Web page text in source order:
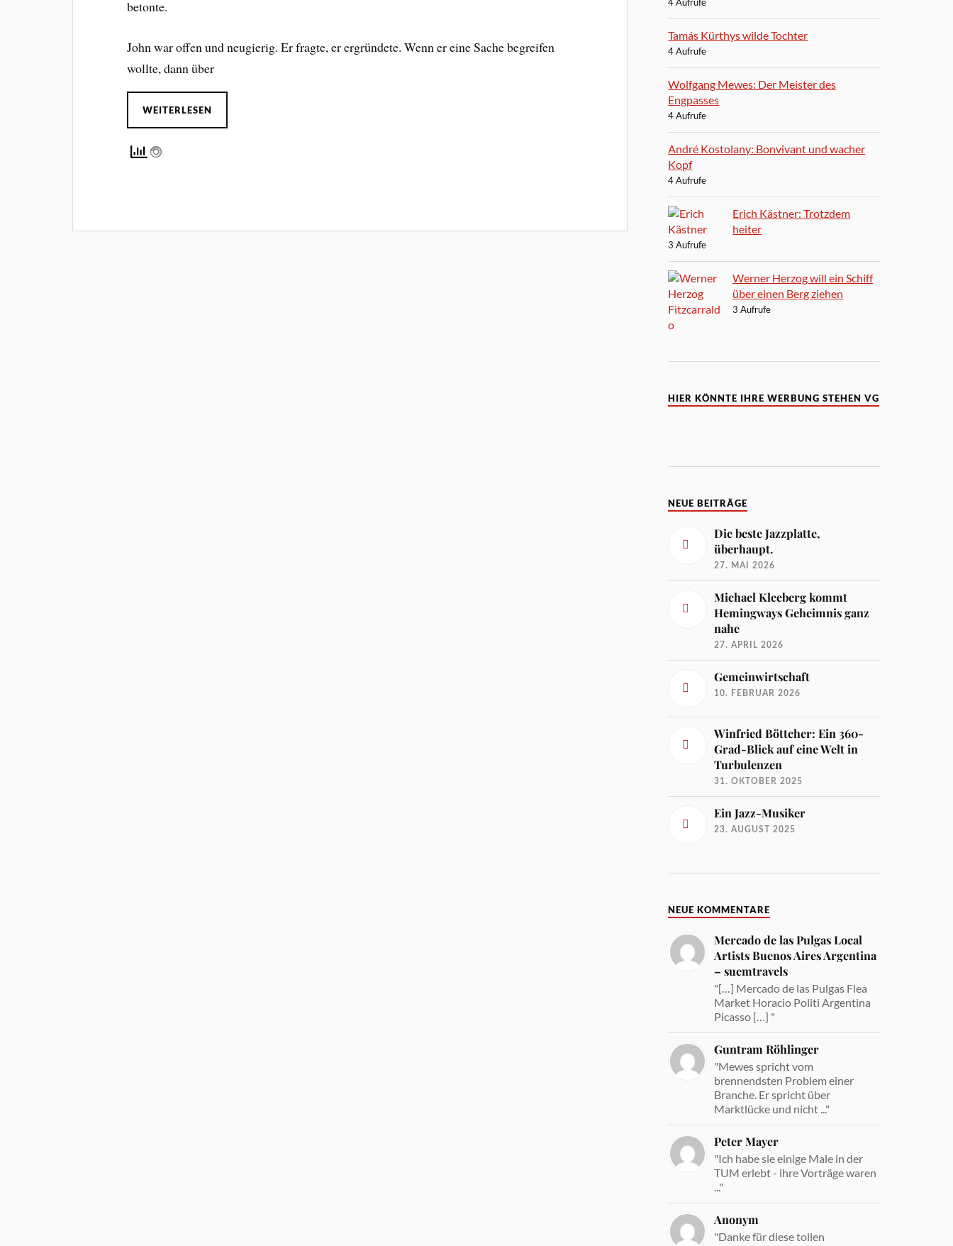
betonte.
John war offen und neugierig. Er fragte, er ergründete. Wenn er eine Sache begreifen
wollte, dann über
WEITERLESEN
Tamás Kürthys wilde Tochter
4 Aufrufe
Wolfgang Mewes: Der Meister des
Engpasses
4 Aufrufe
André Kostolany: Bonvivant und wacher
Kopf
4 Aufrufe
Erich Kästner: Trotzdem
heiter
3 Aufrufe
Werner Herzog will ein Schiff
über einen Berg ziehen
3 Aufrufe
HIER KÖNNTE IHRE WERBUNG STEHEN VG
NEUE BEITRÄGE
Die beste Jazzplatte,
überhaupt.
27. MAI 2026
Michael Kleeberg kommt
Hemingways Geheimnis ganz
nahe
27. APRIL 2026
Gemeinwirtschaft
10. FEBRUAR 2026
Winfried Böttcher: Ein 360-
Grad-Blick auf eine Welt in
Turbulenzen
31. OKTOBER 2025
Ein Jazz-Musiker
23. AUGUST 2025
NEUE KOMMENTARE
Mercado de las Pulgas Local
Artists Buenos Aires Argentina
– suemtravels
"[…] Mercado de las Pulgas Flea
Market Horacio Politi Argentina
Picasso […] "
Guntram Röhlinger
"Mewes spricht vom
brennendsten Problem einer
Branche. Er spricht über
Marktlücke und nicht ..."
Peter Mayer
"Ich habe sie einige Male in der
TUM erlebt - ihre Vorträge waren
..."
Anonym
"Danke für diese tollen